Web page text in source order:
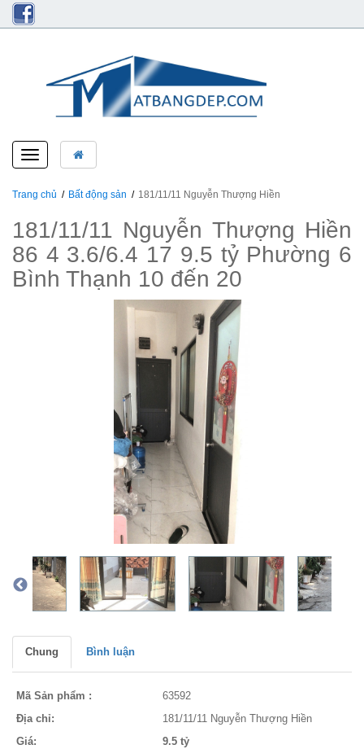
Toggle
navigation
Trang chủ Bất động sản 181/11/11 Nguyễn Thượng Hiền
181/11/11 Nguyễn Thượng Hiền
86 4 3.6/6.4 17 9.5 tỷ Phường 6
Bình Thạnh 10 đến 20
Chung Bình luận
Mã Sản phẩm :
63592
Địa chỉ:
181/11/11 Nguyễn Thượng Hiền
Giá:
9.5 tỷ